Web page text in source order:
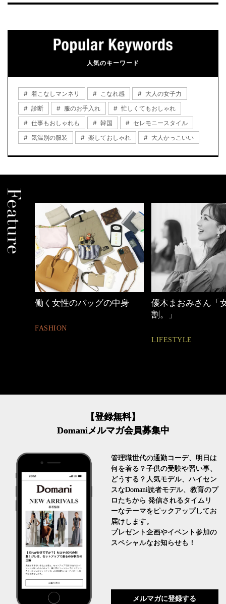
人気のキーワード
着こなしマンネリ こなれ感
大人の女子力
診断
服のお手入れ
忙しくてもおしゃれ
仕事もおしゃれも
韓国
セレモニースタイル
気温別の服装
楽しておしゃれ 大人かっこいい
優木まおみさん「女の時間
【ワーママのきれ
ュアル通勤】
FASHION
【登録無料】
Domaniメルマガ会員募集中
管理職世代の通勤コーデ、明日は
何を着る？子供の受験や習い事、
どうする？人気モデル、ハイセン
スなDomani読者モデル、教育のプ
ロたちから 発信されるタイムリ
ーなテーマをピックアップしてお
届けします。
プレゼント企画やイベント参加の
スペシャルなお知らせも！
メルマガに登録する